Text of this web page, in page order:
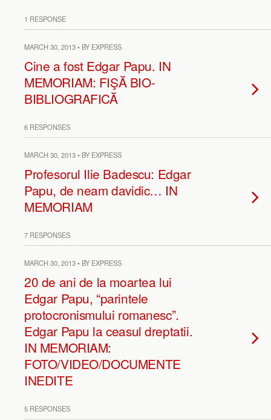
1 RESPONSE
MARCH 30, 2013 • BY EXPRESS
Cine a fost Edgar Papu. IN
MEMORIAM: FIŞĂ BIO-
BIBLIOGRAFICĂ
6 RESPONSES
MARCH 30, 2013 • BY EXPRESS
Profesorul Ilie Badescu: Edgar
Papu, de neam davidic… IN
MEMORIAM
7 RESPONSES
MARCH 30, 2013 • BY EXPRESS
20 de ani de la moartea lui
Edgar Papu, “parintele
protocronismului romanesc”.
Edgar Papu la ceasul dreptatii.
IN MEMORIAM:
FOTO/VIDEO/DOCUMENTE
INEDITE
5 RESPONSES